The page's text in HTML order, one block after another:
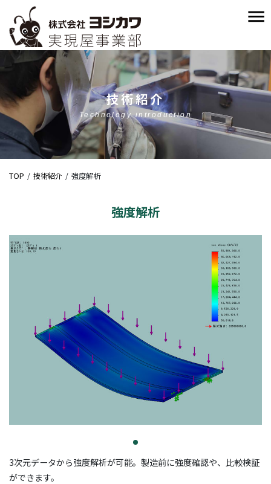
技術紹介
Technology introduction
TOP 技術紹介 強度解析
強度解析
3次元データから強度解析が可能。製造前に強度確認や、比較検証
ができます。